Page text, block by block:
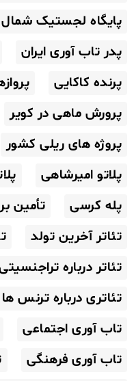
پایگاه لجستیک شمال
پدر تاب آوری ایران
پرنده کاکایی
پرورش ماهی در کویر
پروژه های ریلی کشور
پلاتو امیرشاهی
پله کرسی
تأمین
تئاتر آخرین تولد
تئاتر درباره
تئاتری درباره ترنس ها
تاب آوری اجتماعی
تاب آوری فرهنگی